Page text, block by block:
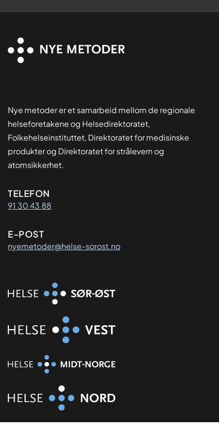
Nye metoder er et samarbeid mellom de regionale
helseforetakene og Helsedirektoratet,
Folkehelseinstituttet, Direktoratet for medisinske
produkter og Direktoratet for strålevern og
atomsikkerhet.
Kontaktinformasjon
TELEFON
91 30 43 88
E-POST
nyemetoder@helse-sorost.no
Organisasjon